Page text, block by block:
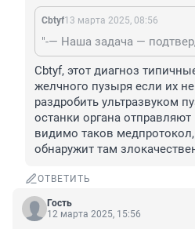
Cbtyf13 марта 2025, 08:56
Cbtyf, этот диагноз
желчного пузыря если их
раздробить ультразвуком
останки органа отправляют
видимо таков медпротокол,
обнаружит там
ОТВЕТИТЬ
Гость
12 марта 2025, 15:56